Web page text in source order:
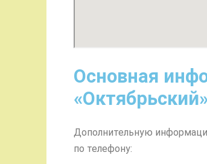
Основная
«Октябрьский»
Дополнительную
по телефону: